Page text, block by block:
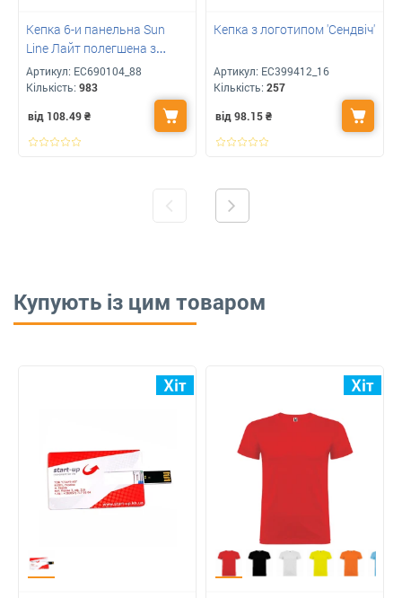
Кепка 6-и панельна Sun
Line Лайт полегшена з
Вашим лого
Артикул: ЕС690104_88
Кількість: 983
від 108.49₴
Кепка з логотипом 'Сендвіч'
Артикул: ЕС399412_16
Кількість: 257
від 98.15₴
Купують із цим товаром